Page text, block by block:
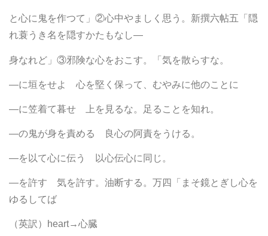
と心に鬼を作つて」②心中やましく思う。新撰六帖五「隠
れ蓑うき名を隠すかたもなし―
身なれど」③邪険な心をおこす。「気を散らすな。
―に垣をせよ 心を堅く保って、むやみに他のことに
―に笠着て暮せ 上を見るな。足ることを知れ。
―の鬼が身を責める 良心の阿責をうける。
―を以て心に伝う 以心伝心に同じ。
―を許す 気を許す。油断する。万四「まそ鏡とぎし心を
ゆるしてば
（英訳）heart→心臓